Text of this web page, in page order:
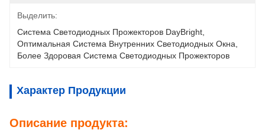
Выделить:
Система Светодиодных Прожекторов DayBright
Оптимальная Система Внутренних Светодиодных Окна
Более Здоровая Система Светодиодных Прожекторов
Характер Продукции
Описание продукта: